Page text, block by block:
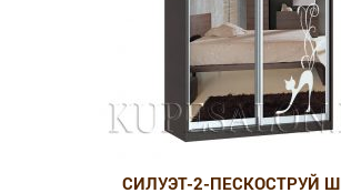
СИЛУЭТ-2-ПЕСКОСТРУЙ